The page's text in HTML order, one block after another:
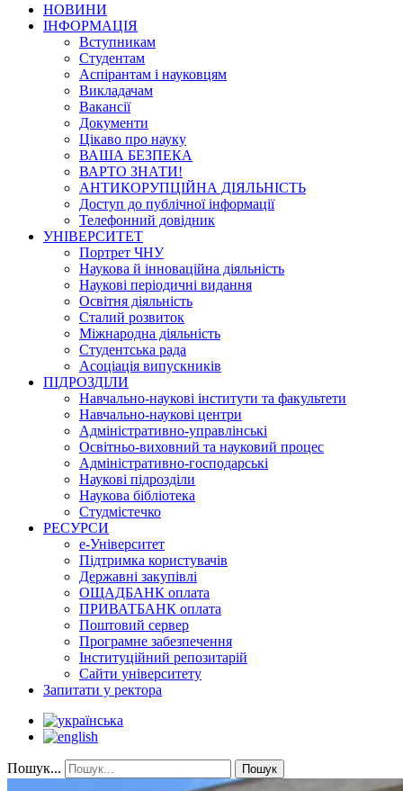
НОВИНИ
ІНФОРМАЦІЯ
Вступникам
Студентам
Аспірантам і науковцям
Викладачам
Вакансії
Документи
Цікаво про науку
ВАША БЕЗПЕКА
ВАРТО ЗНАТИ!
АНТИКОРУПЦІЙНА ДІЯЛЬНІСТЬ
Доступ до публічної інформації
Телефонний довідник
УНІВЕРСИТЕТ
Портрет ЧНУ
Наукова й інноваційна діяльність
Наукові періодичні видання
Освітня діяльність
Сталий розвиток
Міжнародна діяльність
Студентська рада
Асоціація випускників
ПІДРОЗДІЛИ
Навчально-наукові інститути та факультети
Навчально-наукові центри
Адміністративно-управлінські
Освітньо-виховний та науковий процес
Адміністративно-господарські
Наукові підрозділи
Наукова бібліотека
Студмістечко
РЕСУРСИ
е-Університет
Підтримка користувачів
Державні закупівлі
ОЩАДБАНК оплата
ПРИВАТБАНК оплата
Поштовий сервер
Програмне забезпечення
Інституційний репозитарій
Сайти університету
Запитати у ректора
Пошук... Пошук